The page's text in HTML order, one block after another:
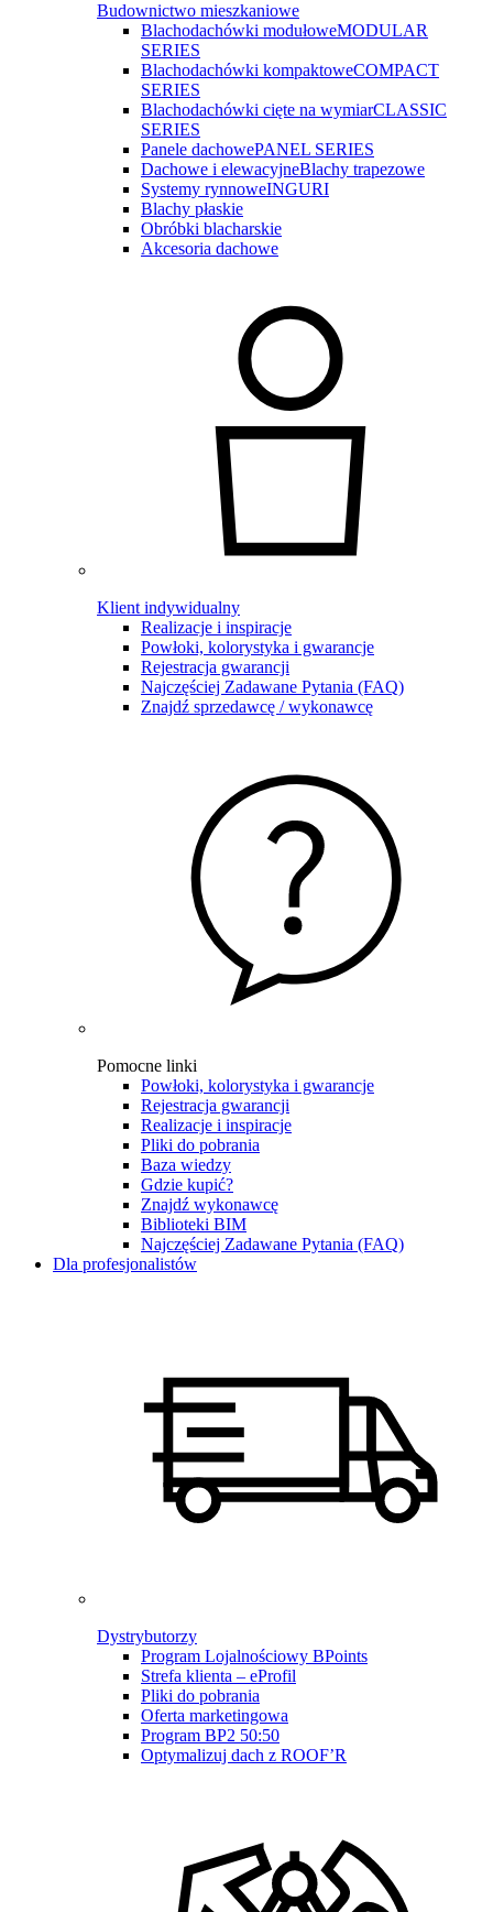
Budownictwo mieszkaniowe
Blachodachówki modułoweMODULAR
SERIES
Blachodachówki kompaktoweCOMPACT
SERIES
Blachodachówki cięte na wymiarCLASSIC
SERIES
Panele dachowePANEL SERIES
Dachowe i elewacyjneBlachy trapezowe
Systemy rynnoweINGURI
Blachy płaskie
Obróbki blacharskie
Akcesoria dachowe
Klient indywidualny
Realizacje i inspiracje
Powłoki, kolorystyka i gwarancje
Rejestracja gwarancji
Najczęściej Zadawane Pytania (FAQ)
Znajdź sprzedawcę / wykonawcę
Pomocne linki
Powłoki, kolorystyka i gwarancje
Rejestracja gwarancji
Realizacje i inspiracje
Pliki do pobrania
Baza wiedzy
Gdzie kupić?
Znajdź wykonawcę
Biblioteki BIM
Najczęściej Zadawane Pytania (FAQ)
Dla profesjonalistów
Dystrybutorzy
Program Lojalnościowy BPoints
Strefa klienta – eProfil
Pliki do pobrania
Oferta marketingowa
Program BP2 50:50
Optymalizuj dach z ROOF’R